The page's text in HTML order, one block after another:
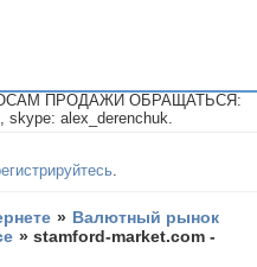
ПРОДАЖИ ОБРАЩАТЬСЯ:
skype: alex_derenchuk.
» Валютный рынок
»stamford-market.com -